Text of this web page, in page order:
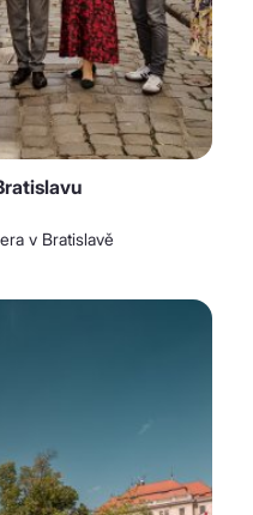
v Bratislavě